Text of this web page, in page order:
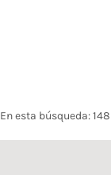
En esta búsqueda: